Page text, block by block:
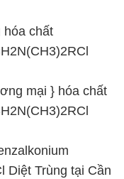
hóa chất
mại } hóa chất
Diệt Trùng tại Cần